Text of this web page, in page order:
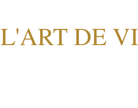
L'ART DE